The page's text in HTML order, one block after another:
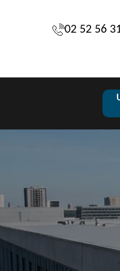
02 52 56
Urgence fuite
de toiture 76